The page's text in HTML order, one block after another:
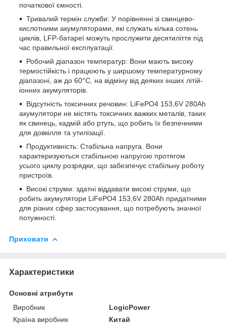
початкової ємності.
Тривалий термін служби: У порівнянні зі свинцево-
кислотними акумуляторами, які служать кілька сотень
циклів, LFP-батареї можуть прослужити десятиліття під
час правильної експлуатації.
Робочий діапазон температур: Вони мають високу
термостійкість і працюють у ширшому температурному
діапазоні, аж до 60°C, на відміну від деяких інших літій-
іонних акумуляторів.
Відсутність токсичних речовин: LiFePO4 153,6V 280Ah
акумулятори не містять токсичних важких металів, таких
як свинець, кадмій або ртуть, що робить їх безпечними
для довкілля та утилізації.
Продуктивність: Стабільна напруга. Вони
характеризуються стабільною напругою протягом
усього циклу розрядки, що забезпечує стабільну роботу
пристроїв.
Високі струми: здатні віддавати високі струми, що
робить акумулятори LiFePO4 153,6V 280Ah придатними
для різних сфер застосування, що потребують значної
потужності.
Приховати
Характеристики
Основні атрибути
Виробник
LogicPower
Країна виробник
Китай